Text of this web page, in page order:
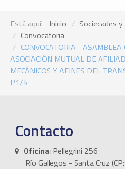
Está aquí: Inicio
Sociedades
Convocatoria
CONVOCATORIA -
ASOCIACIÓN MUTUAL DE
MECÁNICOS Y AFINES DEL
P1/5
Contacto
Oficina: Pellegrini 256
Río Gallegos - Santa Cruz